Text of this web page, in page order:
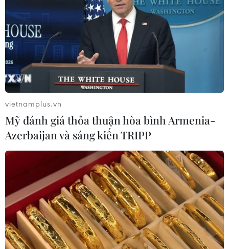
vietnamplus.vn
Mỹ đánh giá thỏa thuận hòa bình Armenia-
Azerbaijan và sáng kiến TRIPP